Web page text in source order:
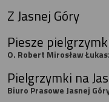
Z Jasnej Góry
Piesze
O. Robert Mirosław
Pielgrzymki na
Biuro Prasowe Jasnej